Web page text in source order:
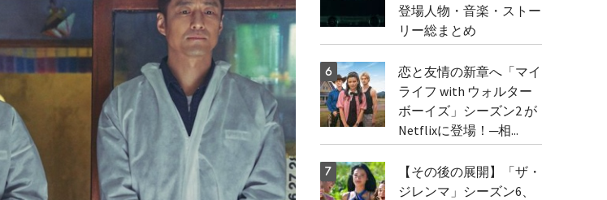
登場人物・音楽・ストー
リー総まとめ
恋と友情の新章へ「マイ
ライフ with ウォルター
ボーイズ」シーズン2 が
Netflixに登場！─相...
【その後の展開】「ザ・
ジレンマ」シーズン6、